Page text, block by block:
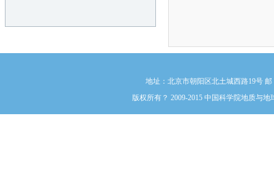
地址：北京市朝阳区北土城西路19号 邮
版权所有？ 2009-2015 中国科学院地质与